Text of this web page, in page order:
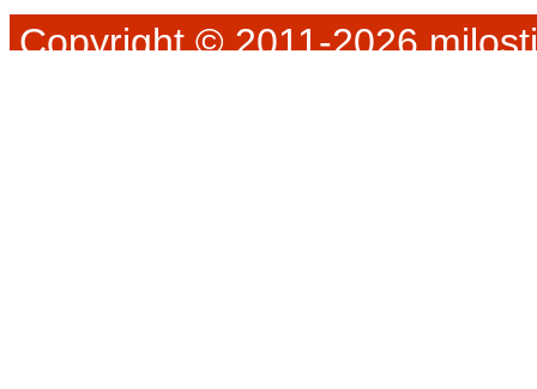
Copyright © 2011-2026